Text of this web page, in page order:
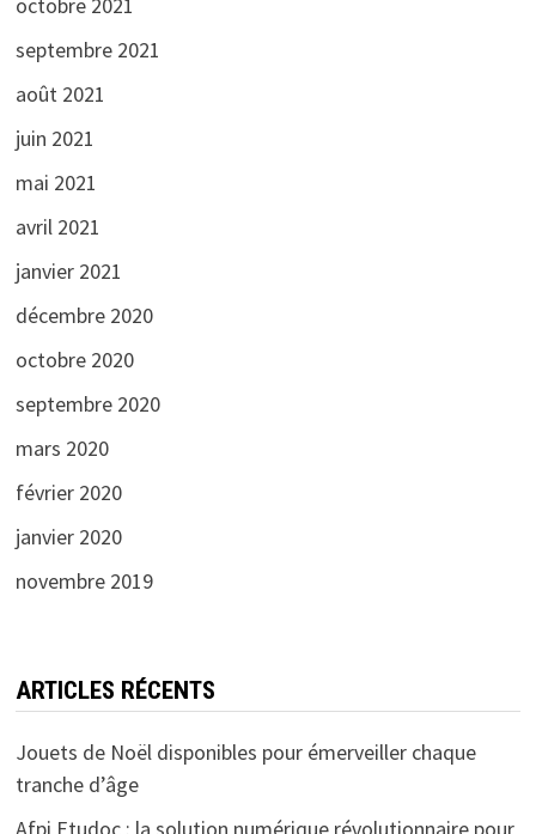
octobre 2021
septembre 2021
août 2021
juin 2021
mai 2021
avril 2021
janvier 2021
décembre 2020
octobre 2020
septembre 2020
mars 2020
février 2020
janvier 2020
novembre 2019
ARTICLES RÉCENTS
Jouets de Noël disponibles pour émerveiller chaque
tranche d’âge